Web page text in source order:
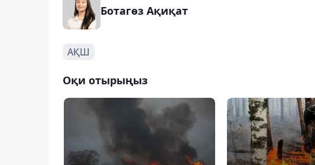
Ботагөз Ақиқат
АҚШ
Оқи отырыңыз